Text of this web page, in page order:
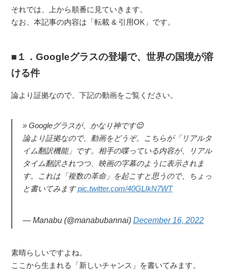
それでは、上から順番に見ていきます。
なお、本記事の内容は「転載 & 引用OK」です。
１．Googleグラスの登場で、世界の国境が溶
ける件
論より証拠なので、下記の動画をご覧ください。
Googleグラスが、かなり神です😌
論より証拠なので、動画をどうぞ。こちらが「リアルタ
イム翻訳機能」です。相手の喋っている内容が、リアル
タイム翻訳されつつ、映画の字幕のように表示されま
す。これは「複数の革命」を起こすと思うので、ちょっ
と書いてみますpic.twitter.com/40GLIkN7WT
— Manabu (@manabubannai) December 16, 2022
素晴らしいですよね。
ここから生まれる「新しいチャンス」を書いてみます。